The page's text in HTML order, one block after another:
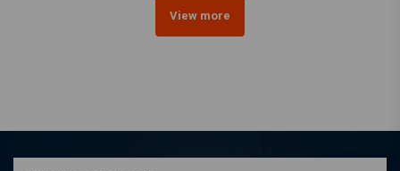
View more